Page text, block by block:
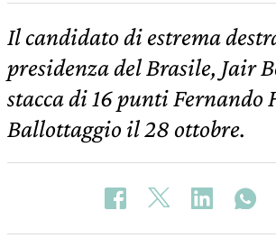
Il candidato di estrema
presidenza del Brasile, Jair
stacca di 16 punti Fernando
Ballottaggio il 28 ottobre.